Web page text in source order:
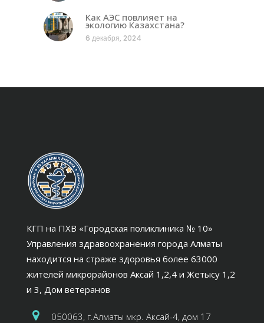
Как АЭС повлияет на
экологию Казахстана?
6 декабря, 2024
КГП на ПХВ «Городская поликлиника № 10»
Управления здравоохранения города Алматы
находится на страже здоровья более 63000
жителей микрорайонов Аксай 1,2,4 и Жетысу 1,2
и 3, Дом ветеранов
050063, г.Алматы мкр. Аксай-4, дом 17